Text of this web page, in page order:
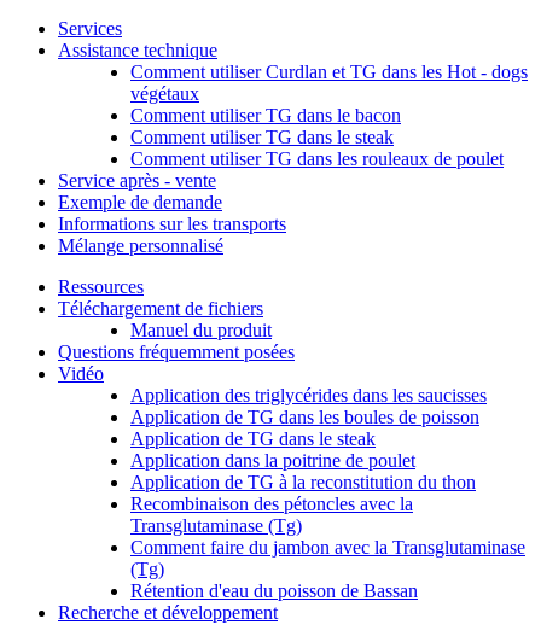
Services
Assistance technique
Comment utiliser Curdlan et TG dans les Hot - dogs
végétaux
Comment utiliser TG dans le bacon
Comment utiliser TG dans le steak
Comment utiliser TG dans les rouleaux de poulet
Service après - vente
Exemple de demande
Informations sur les transports
Mélange personnalisé
Ressources
Téléchargement de fichiers
Manuel du produit
Questions fréquemment posées
Vidéo
Application des triglycérides dans les saucisses
Application de TG dans les boules de poisson
Application de TG dans le steak
Application dans la poitrine de poulet
Application de TG à la reconstitution du thon
Recombinaison des pétoncles avec la
Transglutaminase (Tg)
Comment faire du jambon avec la Transglutaminase
(Tg)
Rétention d'eau du poisson de Bassan
Recherche et développement